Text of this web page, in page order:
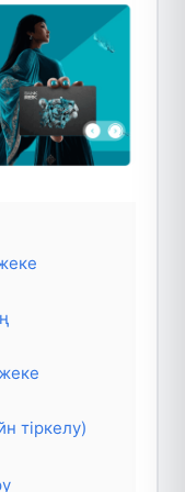
тіркелу)